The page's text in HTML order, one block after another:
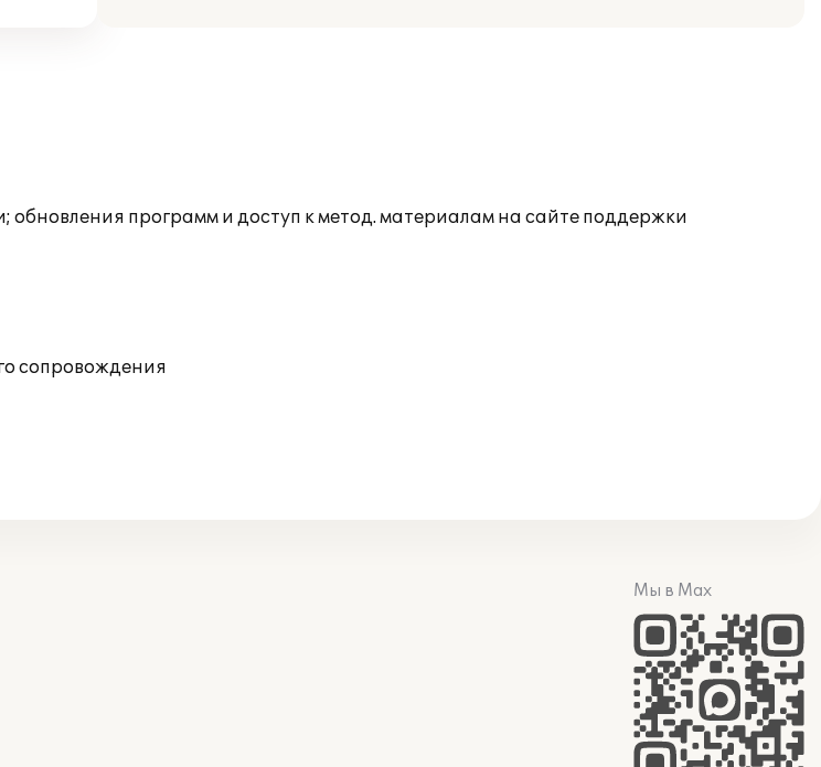
программ и доступ к метод. материалам на сайте поддержки
сопровождения
Мы в Max